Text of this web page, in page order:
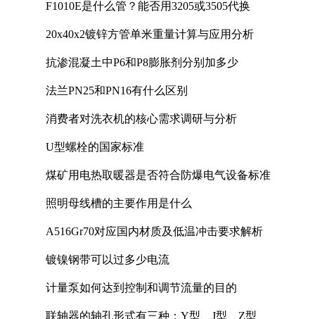
F1010E是什么管？能否用3205或3505代换
20x40x2镀锌方管单米重量计算与应用分析
抗渗混凝土中P6和P8膨胀剂分别加多少
法兰PN25和PN16有什么区别
消费者对洗衣机的核心需求调研与分析
U型螺栓的国家标准
煤矿用电热取暖器是否符合防爆电气设备标准
照明母线槽的主要作用是什么
A516Gr70对应国内材质及低温冲击要求解析
镀镍钢带可以过多少电流
计量泵如何达到控制和调节流量的目的
联轴器的轴孔形式有三种：Y型、J型、Z型